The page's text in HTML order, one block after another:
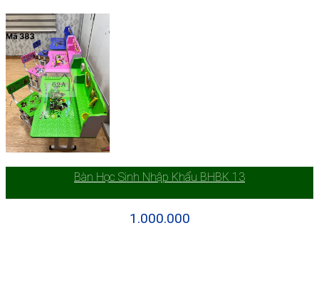
Bàn Học Sinh Nhập Khẩu BHBK 13
1.000.000